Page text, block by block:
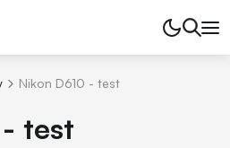
Nikon D610 - test
test